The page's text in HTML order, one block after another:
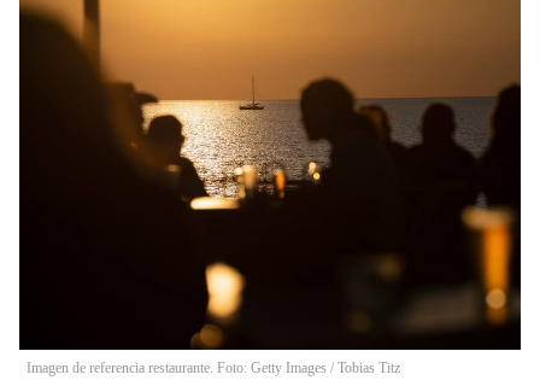
Imagen de referencia restaurante. Foto: Getty Images / Tobias Titz